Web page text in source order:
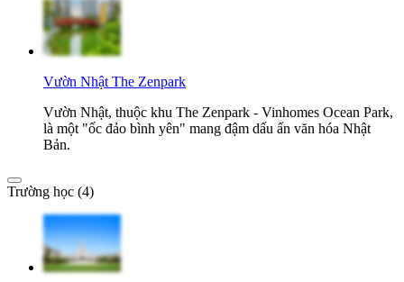
Vườn Nhật The Zenpark
Vườn Nhật, thuộc khu The Zenpark - Vinhomes Ocean Park,
là một "ốc đảo bình yên" mang đậm dấu ấn văn hóa Nhật
Bản.
Trường học (4)